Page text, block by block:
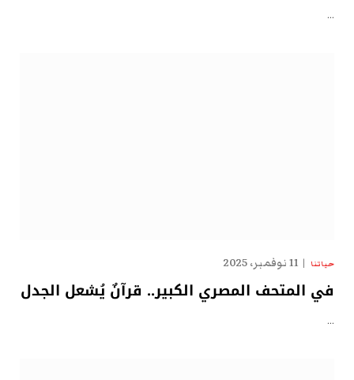
…
حياتنا 11 نوفمبر، 2025
في المتحف المصري الكبير.. قرآنٌ يُشعل الجدل
…